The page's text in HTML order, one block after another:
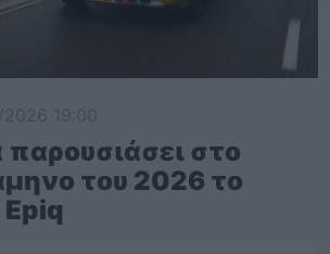
παρουσιάσει στο
του 2026 το